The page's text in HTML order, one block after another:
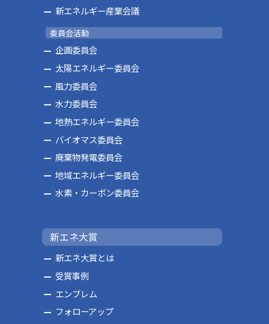
新エネルギー産業会議
委員会活動
企画委員会
太陽エネルギー委員会
風力委員会
水力委員会
地熱エネルギー委員会
バイオマス委員会
廃棄物発電委員会
地域エネルギー委員会
水素・カーボン委員会
新エネ大賞
新エネ大賞とは
受賞事例
エンブレム
フォローアップ